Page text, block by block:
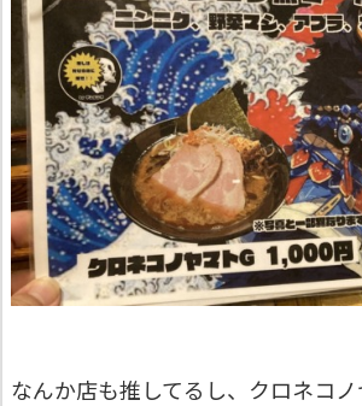
なんか店も推してるし、クロネコ